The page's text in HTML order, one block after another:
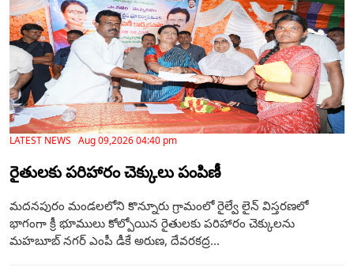
LATEST NEWS Aug 09,2026 04:40 pm
రైతులకు పరిహారం చెక్కులు పంపిణీ
మదనపురం మండలలోని కొన్నూరు గ్రామంలో రైల్వే లైన్ విస్తరణలో
భాగంగా క్రీ భూములు కోల్పోయిన రైతులకు పరిహారం చెక్కులను
మహబూబ్ నగర్ ఎంపీ డీకే అరుణ, దేవరకద్ర...